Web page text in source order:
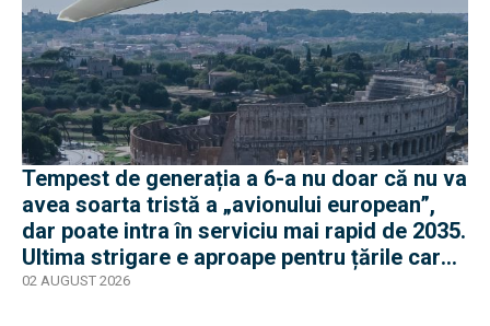
Tempest de generația a 6-a nu doar că nu va
avea soarta tristă a „avionului european”,
dar poate intra în serviciu mai rapid de 2035.
Ultima strigare e aproape pentru țările care
vor în program
02 AUGUST 2026